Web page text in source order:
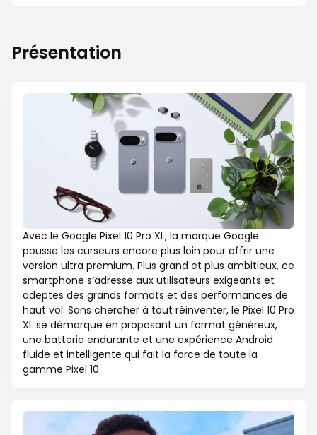
Présentation
Avec le Google Pixel 10 Pro XL, la marque Google
pousse les curseurs encore plus loin pour offrir une
version ultra premium. Plus grand et plus ambitieux, ce
smartphone s’adresse aux utilisateurs exigeants et
adeptes des grands formats et des performances de
haut vol. Sans chercher à tout réinventer, le Pixel 10 Pro
XL se démarque en proposant un format généreux,
une batterie endurante et une expérience Android
fluide et intelligente qui fait la force de toute la
gamme Pixel 10.